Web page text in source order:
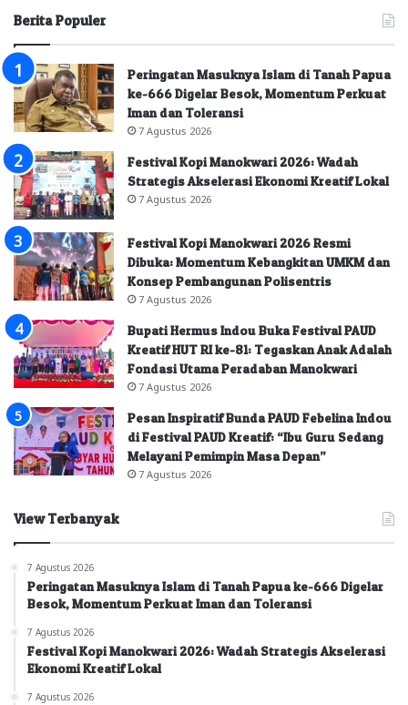
Berita Populer
Peringatan Masuknya Islam di Tanah Papua
ke-666 Digelar Besok, Momentum Perkuat
Iman dan Toleransi
7 Agustus 2026
Festival Kopi Manokwari 2026: Wadah
Strategis Akselerasi Ekonomi Kreatif Lokal
7 Agustus 2026
Festival Kopi Manokwari 2026 Resmi
Dibuka: Momentum Kebangkitan UMKM dan
Konsep Pembangunan Polisentris
7 Agustus 2026
Bupati Hermus Indou Buka Festival PAUD
Kreatif HUT RI ke-81: Tegaskan Anak Adalah
Fondasi Utama Peradaban Manokwari
7 Agustus 2026
Pesan Inspiratif Bunda PAUD Febelina Indou
di Festival PAUD Kreatif: “Ibu Guru Sedang
Melayani Pemimpin Masa Depan”
7 Agustus 2026
View Terbanyak
7 Agustus 2026
Peringatan Masuknya Islam di Tanah Papua ke-666 Digelar
Besok, Momentum Perkuat Iman dan Toleransi
7 Agustus 2026
Festival Kopi Manokwari 2026: Wadah Strategis Akselerasi
Ekonomi Kreatif Lokal
7 Agustus 2026